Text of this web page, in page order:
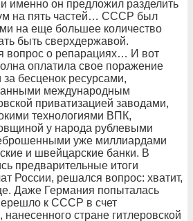
именно он предложил разделить
на пять частей… СССР был
на еще большее количество
быть сверхдержавой.
вопрос о репарациях… И вот
оплатила свое поражение
бесценок ресурсами,
международным
приватизацией заводами,
технологиями ВПК,
у народа рублевыми
уже миллиардами
и швейцарские банки. В
предварительные итоги
России, решался вопрос: хватит,
Даже Германия попыталась
к СССР в счет
стране гитлеровской